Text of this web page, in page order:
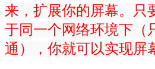
来，扩展你的屏幕。只
于同一个网络环境下（
通），你就可以实现屏